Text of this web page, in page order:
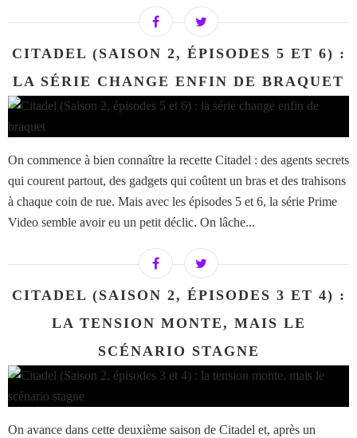
CITADEL (SAISON 2, ÉPISODES 5 ET 6) :
LA SÉRIE CHANGE ENFIN DE BRAQUET
On commence à bien connaître la recette Citadel : des agents secrets
qui courent partout, des gadgets qui coûtent un bras et des trahisons
à chaque coin de rue. Mais avec les épisodes 5 et 6, la série Prime
Video semble avoir eu un petit déclic. On lâche...
CITADEL (SAISON 2, ÉPISODES 3 ET 4) :
LA TENSION MONTE, MAIS LE
SCÉNARIO STAGNE
On avance dans cette deuxième saison de Citadel et, après un